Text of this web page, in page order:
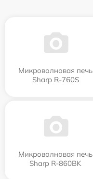
Микроволновая печь
Sharp R-760S
Микроволновая печь
Sharp R-860BK